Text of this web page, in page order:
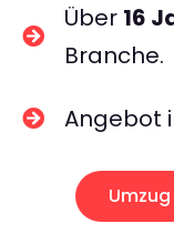
Über 16
Branche.
Angebot